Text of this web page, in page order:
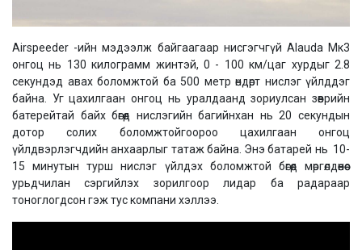
Airspeeder -ийн мэдээлж байгаагаар нисгэгчгүй Alauda Мк3
онгоц нь 130 килограмм жинтэй, 0 - 100 км/цаг хурдыг 2.8
секундэд авах боломжтой ба 500 метр өндөрт нислэг үйлддэг
байна. Уг цахилгаан онгоц нь уралдаанд зориулсан зөөврийн
батерейтай байх бөгөөд нислэгийн багийнхан нь 20 секундын
дотор солих боломжтойгоороо цахилгаан онгоц
үйлдвэрлэгчдийн анхаарлыг татаж байна. Энэ батарей нь 10-
15 минутын турш нислэг үйлдэх боломжтой бөгөөд мөргөлдөөнөөс
урьдчилан сэргийлэх зорилгоор лидар ба радараар
тоноглогдсон гэж тус компани хэллээ.